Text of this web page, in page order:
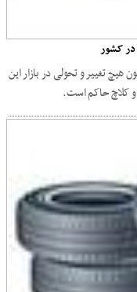
در کشور
تغییر و تحولی در بازار این
و کلاچ حاکم است.